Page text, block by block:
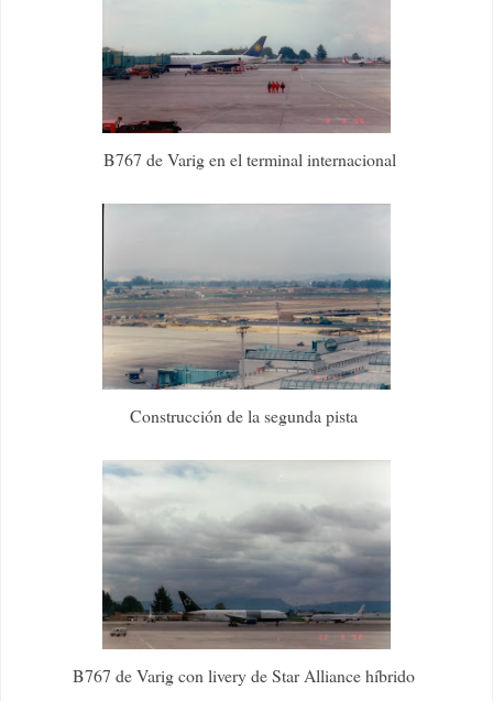
B767 de Varig en el terminal internacional
Construcción de la segunda pista
B767 de Varig con livery de Star Alliance híbrido